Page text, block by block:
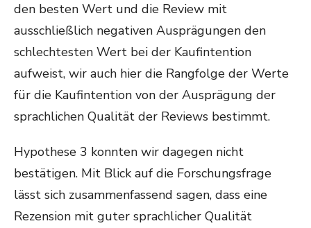
den besten Wert und die Review mit
ausschließlich negativen Ausprägungen den
schlechtesten Wert bei der Kaufintention
aufweist, wir auch hier die Rangfolge der Werte
für die Kaufintention von der Ausprägung der
sprachlichen Qualität der Reviews bestimmt.
Hypothese 3 konnten wir dagegen nicht
bestätigen. Mit Blick auf die Forschungsfrage
lässt sich zusammenfassend sagen, dass eine
Rezension mit guter sprachlicher Qualität